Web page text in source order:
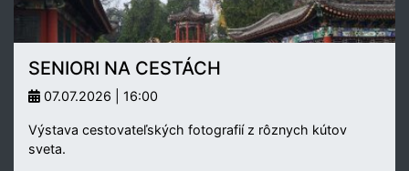
SENIORI NA CESTÁCH
07.07.2026 | 16:00
Výstava cestovateľských fotografií z rôznych kútov
sveta.